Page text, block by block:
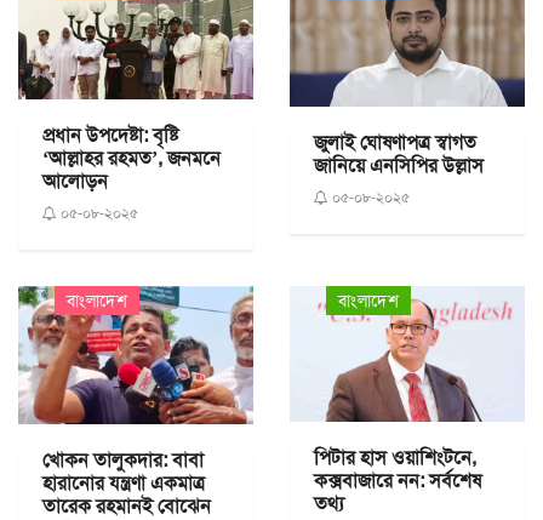
প্রধান উপদেষ্টা: বৃষ্টি
‘আল্লাহর রহমত’, জনমনে
আলোড়ন
০৫-০৮-২০২৫
জুলাই ঘোষণাপত্র স্বাগত
জানিয়ে এনসিপির উল্লাস
০৫-০৮-২০২৫
বাংলাদেশ
খোকন তালুকদার: বাবা
হারানোর যন্ত্রণা একমাত্র
তারেক রহমানই বোঝেন
বাংলাদেশ
পিটার হাস ওয়াশিংটনে,
কক্সবাজারে নন: সর্বশেষ
তথ্য